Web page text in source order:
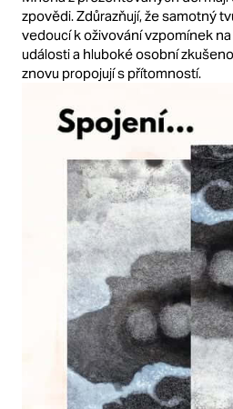
zpovědi. Zdůrazňují, že samotný
vedoucí k oživování vzpomínek
události a hluboké osobní
znovu propojují s přítomností.